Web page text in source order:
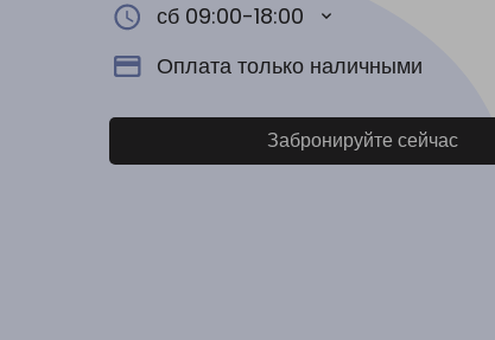
сб 09:00-18:00
Оплата только наличными
Забронируйте сейчас